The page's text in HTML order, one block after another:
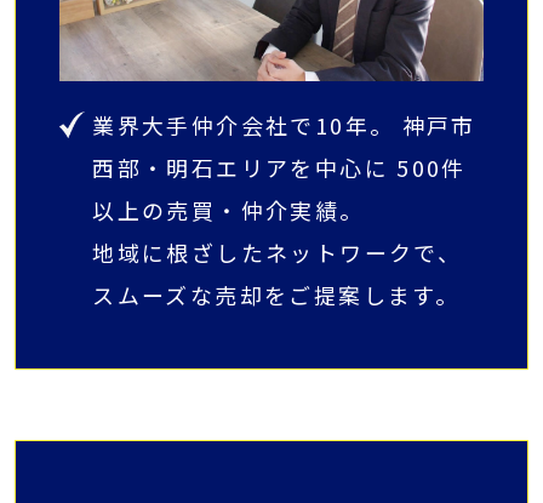
業界大手仲介会社で10年。 神戸市
西部・明石エリアを中心に 500件
以上の売買・仲介実績。
地域に根ざしたネットワークで、
スムーズな売却をご提案します。